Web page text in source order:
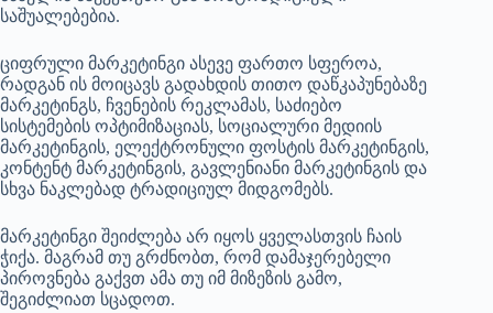
საშუალებებია.
ციფრული მარკეტინგი ასევე ფართო სფეროა,
რადგან ის მოიცავს გადახდის თითო დაწკაპუნებაზე
მარკეტინგს, ჩვენების რეკლამას, საძიებო
სისტემების ოპტიმიზაციას, სოციალური მედიის
მარკეტინგის, ელექტრონული ფოსტის მარკეტინგის,
კონტენტ მარკეტინგის, გავლენიანი მარკეტინგის და
სხვა ნაკლებად ტრადიციულ მიდგომებს.
მარკეტინგი შეიძლება არ იყოს ყველასთვის ჩაის
ჭიქა. მაგრამ თუ გრძნობთ, რომ დამაჯერებელი
პიროვნება გაქვთ ამა თუ იმ მიზეზის გამო,
შეგიძლიათ სცადოთ.